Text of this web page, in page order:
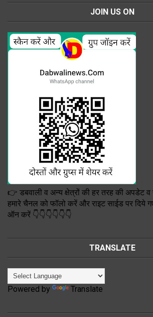
JOIN US ON
👉 डबवाली व अन्य क्षेत्रों की हर तरह की अपडेट
हमारे चैनल को फॉलो करें और राइट साईड पर
ऑन करें 👇👇👇👇👇👇
TRANSLATE
Powered by Translate